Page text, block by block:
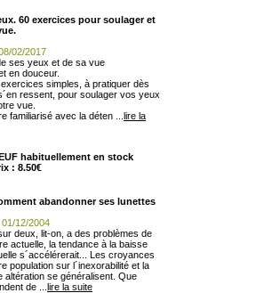
60 exercices pour soulager et
02/2017
ses yeux et de sa vue
en douceur.
simples, à pratiquer dès
ressent, pour soulager vos yeux
vue.
familiarisé avec la déten ... lire la
habituellement en stock
: 8.50€
abandonner ses lunettes
01/12/2004
deux, lit-on, a des problèmes de
actuelle, la tendance à la baisse
s´accélérerait... Les croyances
population sur l´inexorabilité et la
altération se généralisent. Que
de ... lire la suite